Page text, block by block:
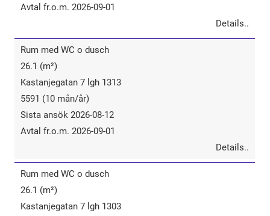
Avtal fr.o.m. 2026-09-01
Details..
Rum​ ​med​ ​WC​ o ​dusch
26.1 (m²)
Kastanjegatan 7 lgh 1313
5591 (10 mån/år)
Sista ansök 2026-08-12
Avtal fr.o.m. 2026-09-01
Details..
Rum​ ​med​ ​WC​ o ​dusch
26.1 (m²)
Kastanjegatan 7 lgh 1303